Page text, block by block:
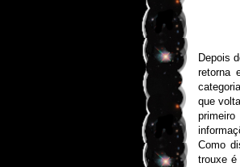
Depois
retorna
que
Como
trouxe